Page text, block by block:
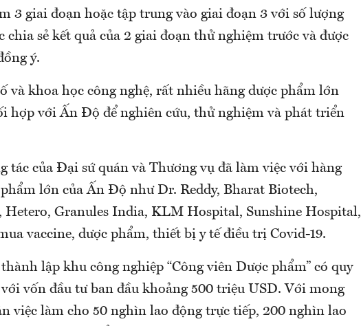
3 giai đoạn hoặc tập trung vào giai đoạn 3 với số lượng
chia sẻ kết quả của 2 giai đoạn thử nghiệm trước và được
ý.
và khoa học công nghệ, rất nhiều hãng dược phẩm lớn
hợp với Ấn Độ để nghiên cứu, thử nghiệm và phát triển
tác của Đại sứ quán và Thương vụ đã làm việc với hàng
lớn của Ấn Độ như Dr. Reddy, Bharat Biotech,
Hetero, Granules India, KLM Hospital, Sunshine Hospital,
vaccine, dược phẩm, thiết bị y tế điều trị Covid-19.
lập khu công nghiệp “Công viên Dược phẩm” có quy
vốn đầu tư ban đầu khoảng 500 triệu USD. Với mong
việc làm cho 50 nghìn lao động trực tiếp, 200 nghìn lao